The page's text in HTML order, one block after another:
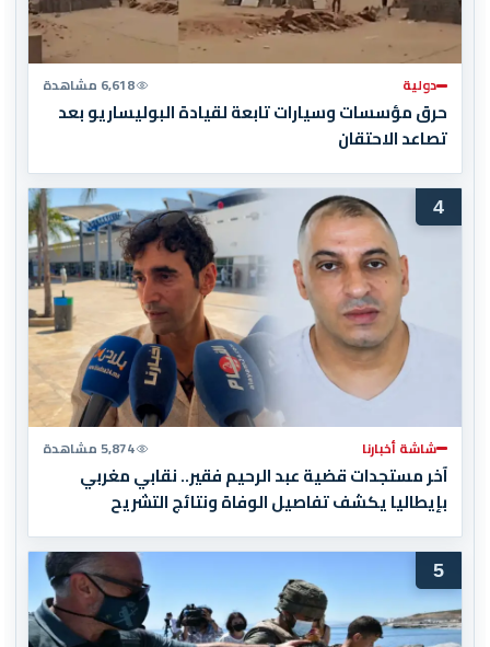
دولية 6,618 مشاهدة
حرق مؤسسات وسيارات تابعة لقيادة البوليساريو بعد
تصاعد الاحتقان
4
شاشة أخبارنا 5,874 مشاهدة
آخر مستجدات قضية عبد الرحيم فقير.. نقابي مغربي
بإيطاليا يكشف تفاصيل الوفاة ونتائج التشريح
5